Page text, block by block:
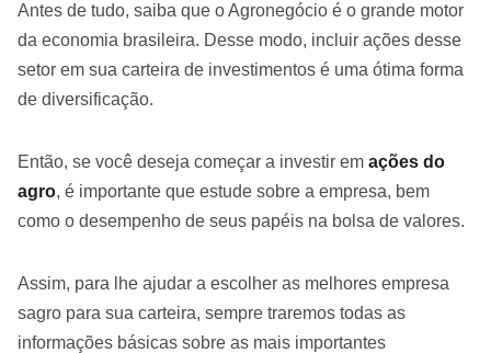
Antes de tudo, saiba que o Agronegócio é o grande motor
da economia brasileira. Desse modo, incluir ações desse
setor em sua carteira de investimentos é uma ótima forma
de diversificação.
Então, se você deseja começar a investir em ações do
agro, é importante que estude sobre a empresa, bem
como o desempenho de seus papéis na bolsa de valores.
Assim, para lhe ajudar a escolher as melhores empresa
sagro para sua carteira, sempre traremos todas as
informações básicas sobre as mais importantes